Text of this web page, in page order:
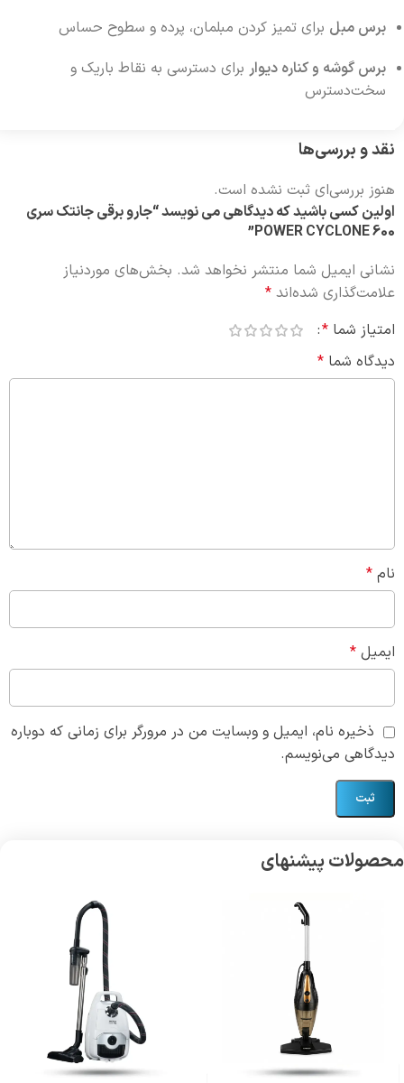
برس مبل برای تمیز کردن مبلمان، پرده و سطوح حساس
برس گوشه و کناره دیوار برای دسترسی به نقاط باریک و
سخت‌دسترس
نقد و بررسی‌ها
هنوز بررسی‌ای ثبت نشده است.
اولین کسی باشید که دیدگاهی می نویسد “جارو برقی جانتک سری
POWER CYCLONE 600”
نشانی ایمیل شما منتشر نخواهد شد. بخش‌های موردنیاز
علامت‌گذاری شده‌اند *
امتیاز شما *
دیدگاه شما *
نام *
ایمیل *
ذخیره نام، ایمیل و وبسایت من در مرورگر برای زمانی که دوباره
دیدگاهی می‌نویسم.
محصولات پیشنهای